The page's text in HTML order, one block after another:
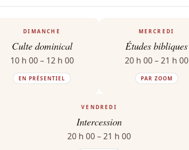
DIMANCHE
Culte dominical
10 h 00 – 12 h 00
EN PRÉSENTIEL
MERCREDI
Études bibliques
20 h 00 – 21 h 00
PAR ZOOM
VENDREDI
Intercession
20 h 00 – 21 h 00